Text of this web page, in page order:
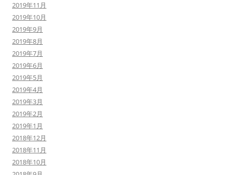
2019年11月
2019年10月
2019年9月
2019年8月
2019年7月
2019年6月
2019年5月
2019年4月
2019年3月
2019年2月
2019年1月
2018年12月
2018年11月
2018年10月